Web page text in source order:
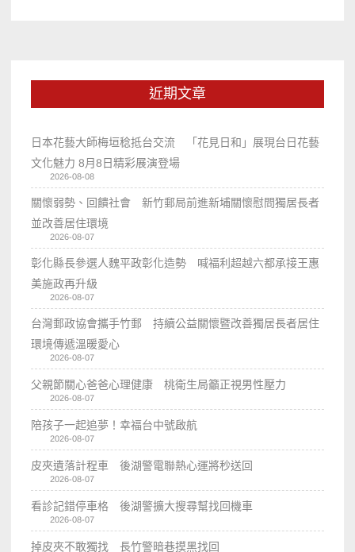
近期文章
日本花藝大師梅垣稔抵台交流 「花見日和」展現台日花藝
文化魅力 8月8日精彩展演登場
2026-08-08
關懷弱勢、回饋社會 新竹郵局前進新埔關懷慰問獨居長者
並改善居住環境
2026-08-07
彰化縣長參選人魏平政彰化造勢 喊福利超越六都承接王惠
美施政再升級
2026-08-07
台灣郵政協會攜手竹郵 持續公益關懷暨改善獨居長者居住
環境傳遞溫暖愛心
2026-08-07
父親節關心爸爸心理健康 桃衛生局籲正視男性壓力
2026-08-07
陪孩子一起追夢！幸福台中號啟航
2026-08-07
皮夾遺落計程車 後湖警電聯熱心運將秒送回
2026-08-07
看診記錯停車格 後湖警擴大搜尋幫找回機車
2026-08-07
掉皮夾不敢獨找 長竹警暗巷摸黑找回